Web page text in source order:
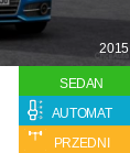
2015
SEDAN
AUTOMAT
PRZEDNI